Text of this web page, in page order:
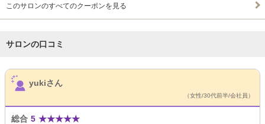
このサロンのすべてのクーポンを見る
サロンの口コミ
サロンPick Up
yukiさん
（女性/30代前半/会社員）
総合 5 ★★★★★